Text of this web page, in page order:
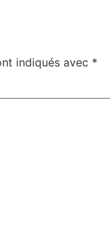
indiqués avec *